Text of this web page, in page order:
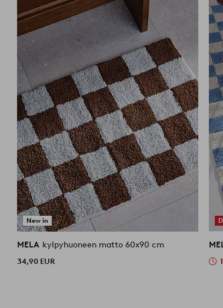
New in
MELA kylpyhuoneen matto 60x90 cm
34,90 EUR